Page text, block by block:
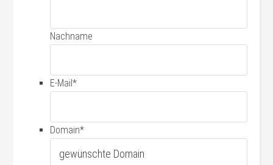
Nachname
E-Mail*
Domain*